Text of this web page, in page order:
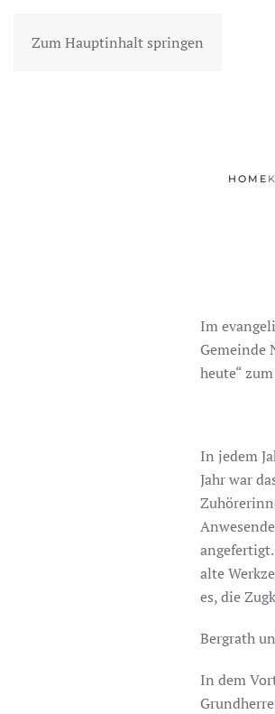
Zum Hauptinhalt springen
HOME
Im
Gemeinde
heute“
In jedem
Jahr war
alte
es, die
Bergrath
In dem